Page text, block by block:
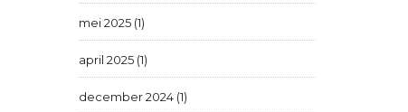
mei 2025 (1)
april 2025 (1)
december 2024 (1)